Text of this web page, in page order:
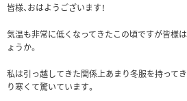
皆様、おはようございます！
気温も非常に低くなってきたこの頃ですが皆様
ょうか。
私は引っ越してきた関係上あまり冬服を持って
り寒くて驚いています。